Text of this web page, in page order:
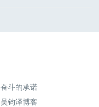
奋斗的承诺
吴钧泽博客